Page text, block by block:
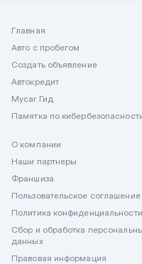
Главная
Авто с пробегом
Создать объявление
Автокредит
Mycar Гид
Памятка по
О компании
Наши партнеры
Франшиза
Пользовательское соглашение
Политика конфиденциальности
Сбор и обработка
данных
Правовая информация